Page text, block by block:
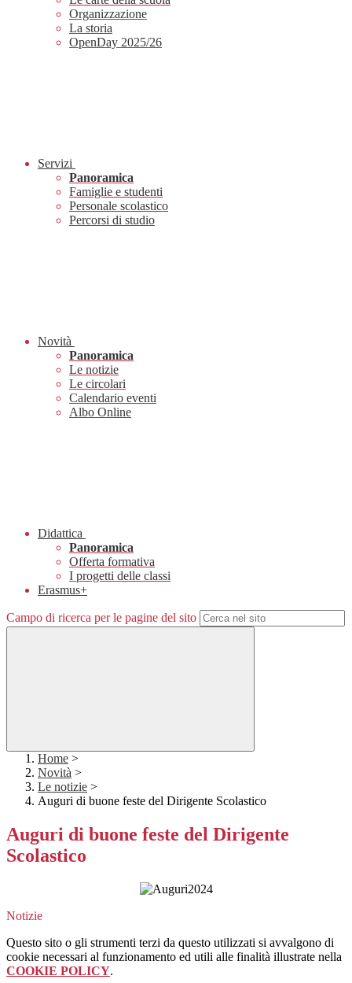
Organizzazione
La storia
OpenDay 2025/26
Servizi
Panoramica
Famiglie e studenti
Personale scolastico
Percorsi di studio
Novità
Panoramica
Le notizie
Le circolari
Calendario eventi
Albo Online
Didattica
Panoramica
Offerta formativa
I progetti delle classi
Erasmus+
Campo di ricerca per le pagine del sito
Home >
Novità >
Le notizie >
Auguri di buone feste del Dirigente Scolastico
Auguri di buone feste del Dirigente
Scolastico
Notizie
Questo sito o gli strumenti terzi da questo utilizzati si avvalgono di
cookie necessari al funzionamento ed utili alle finalità illustrate nella
COOKIE POLICY.